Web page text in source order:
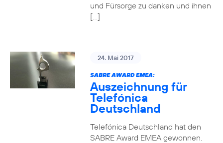
und Fürsorge zu danken und ihnen
[…]
24. Mai 2017
SABRE AWARD EMEA:
Auszeichnung für
Telefónica
Deutschland
Telefónica Deutschland hat den
SABRE Award EMEA gewonnen.